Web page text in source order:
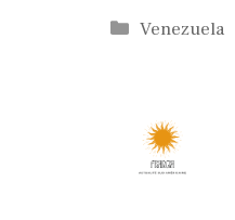
Catégories
Venezuela